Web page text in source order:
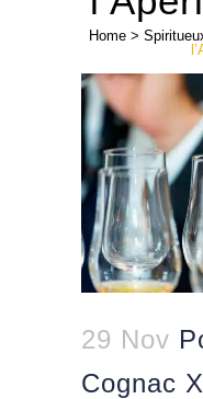
Home >
29 Nov
Cognac